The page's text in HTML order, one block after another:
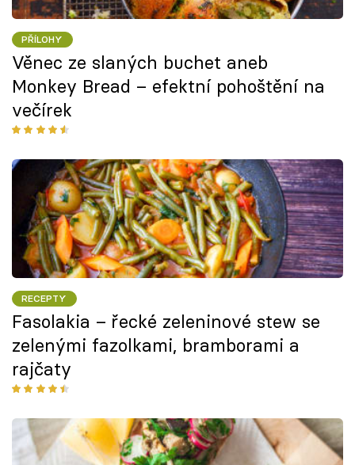
PŘÍLOHY
Věnec ze slaných buchet aneb
Monkey Bread – efektní pohoštění na
večírek
RECEPTY
Fasolakia – řecké zeleninové stew se
zelenými fazolkami, bramborami a
rajčaty